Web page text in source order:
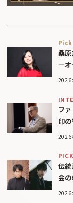
Pick
桑
－
2026
フ
印の
2026
伝
会
2026